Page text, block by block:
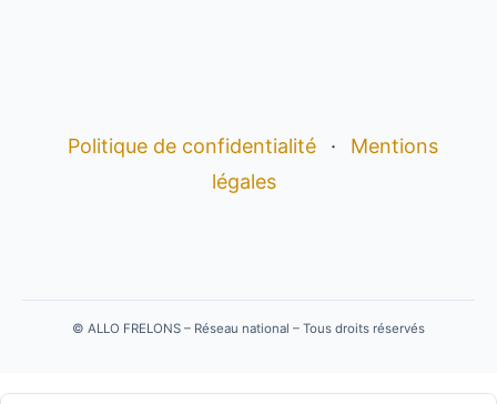
Politique de confidentialité ·
Mentions
légales
© ALLO FRELONS – Réseau national – Tous droits réservés